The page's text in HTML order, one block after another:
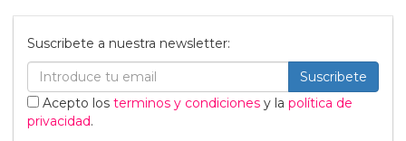
Suscribete a nuestra newsletter:
Suscribete
Acepto los terminos y condiciones y la política de
privacidad.